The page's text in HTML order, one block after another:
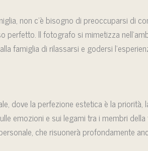
non c’è bisogno di preoccuparsi di
perfetto. Il fotografo si mimetizza
famiglia di rilassarsi e godersi
dove la perfezione estetica è la priorità,
emozioni e sui legami tra i membri della
che risuonerà profondamente